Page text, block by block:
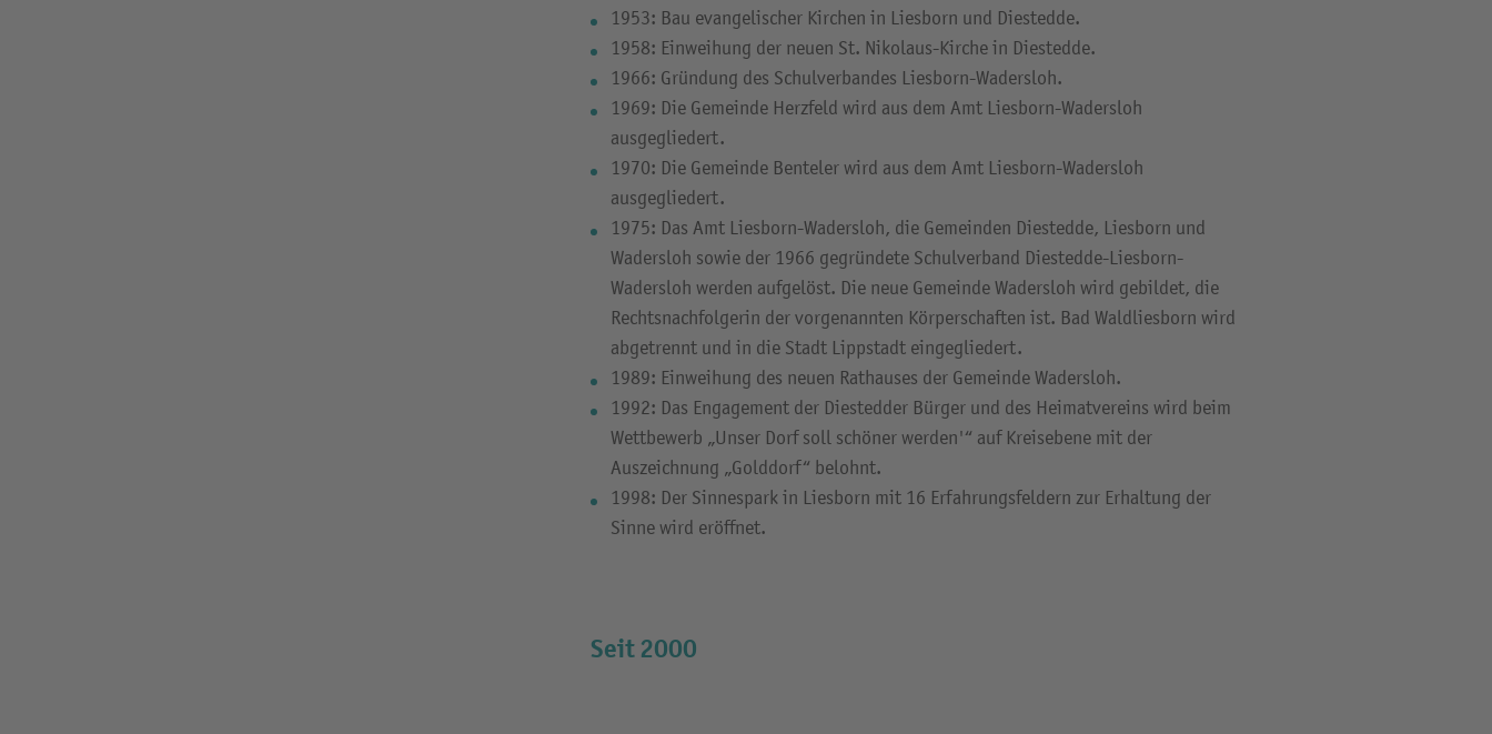
1953: Bau evangelischer Kirchen in Liesborn und Diestedde.
1958: Einweihung der neuen St. Nikolaus-Kirche in Diestedde.
1966: Gründung des Schulverbandes Liesborn-Wadersloh.
1969: Die Gemeinde Herzfeld wird aus dem Amt Liesborn-Wadersloh
ausgegliedert.
1970: Die Gemeinde Benteler wird aus dem Amt Liesborn-Wadersloh
ausgegliedert.
1975: Das Amt Liesborn-Wadersloh, die Gemeinden Diestedde, Liesborn und
Wadersloh sowie der 1966 gegründete Schulverband Diestedde-Liesborn-
Wadersloh werden aufgelöst. Die neue Gemeinde Wadersloh wird gebildet, die
Rechtsnachfolgerin der vorgenannten Körperschaften ist. Bad Waldliesborn wird
abgetrennt und in die Stadt Lippstadt eingegliedert.
1989: Einweihung des neuen Rathauses der Gemeinde Wadersloh.
1992: Das Engagement der Diestedder Bürger und des Heimatvereins wird beim
Wettbewerb „Unser Dorf soll schöner werden'“ auf Kreisebene mit der
Auszeichnung „Golddorf“ belohnt.
1998: Der Sinnespark in Liesborn mit 16 Erfahrungsfeldern zur Erhaltung der
Sinne wird eröffnet.
Seit 2000